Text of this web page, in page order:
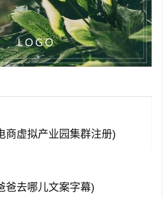
商虚拟产业园集群注册)
爸去哪儿文案字幕)